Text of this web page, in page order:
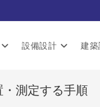
設備設計 建
測定する手順